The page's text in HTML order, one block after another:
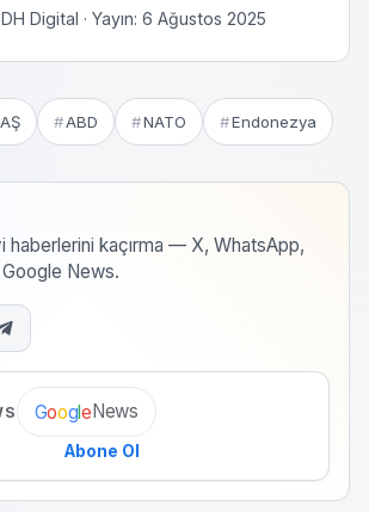
Digital · Yayın: 6 Ağustos 2025
ABD NATO Endonezya
haberlerini kaçırma — X, WhatsApp,
News.
GoogleNews
Abone Ol